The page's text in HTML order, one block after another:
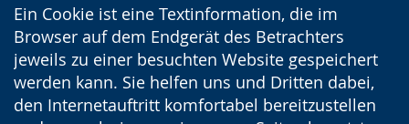
Ein Cookie ist eine Textinformation, die im
Browser auf dem Endgerät des Betrachters
jeweils zu einer besuchten Website gespeichert
werden kann. Sie helfen uns und Dritten dabei,
den Internetauftritt komfortabel bereitzustellen